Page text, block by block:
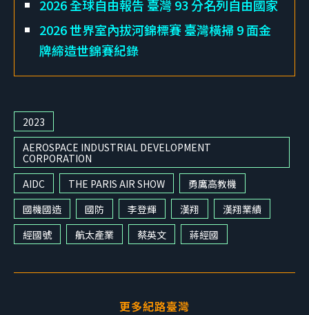
2026 全球自由報告 臺灣 93 分名列自由國家
2026 世界室內拔河錦標賽 臺灣橫掃 9 面金
牌締造世錦賽紀錄
2023
AEROSPACE INDUSTRIAL DEVELOPMENT
CORPORATION
AIDC
THE PARIS AIR SHOW
勇鷹高教機
國機國造
國防 李登輝 漢翔
漢翔業績
經國號
航太產業 蔡英文 蔣經國
更多紀路臺灣